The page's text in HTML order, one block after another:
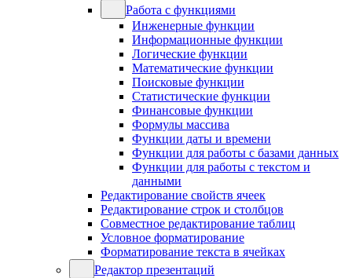
Работа с функциями
Инженерные функции
Информационные функции
Логические функции
Математические функции
Поисковые функции
Статистические функции
Финансовые функции
Формулы массива
Функции даты и времени
Функции для работы с базами данных
Функции для работы с текстом и
данными
Редактирование свойств ячеек
Редактирование строк и столбцов
Совместное редактирование таблиц
Условное форматирование
Форматирование текста в ячейках
Редактор презентаций